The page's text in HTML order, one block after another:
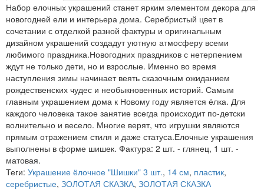
Набор елочных украшений станет ярким элементом декора для
новогодней ели и интерьера дома. Серебристый цвет в
сочетании с отделкой разной фактуры и оригинальным
дизайном украшений создадут уютную атмосферу всеми
любимого праздника.Новогодних праздников с нетерпением
ждут не только дети, но и взрослые. Именно во время
наступления зимы начинает веять сказочным ожиданием
рождественских чудес и необыкновенных историй. Самым
главным украшением дома к Новому году является ёлка. Для
каждого человека такое занятие всегда происходит по-детски
волнительно и весело. Многие верят, что игрушки являются
прямым отражением стиля и даже статуса.Елочные украшения
выполнены в форме шишек. Фактура: 2 шт. - глянец, 1 шт. -
матовая.
Теги: Украшение ёлочное "Шишки" 3 шт., 14 см, пластик,
серебристые, ЗОЛОТАЯ СКАЗКА, ЗОЛОТАЯ СКАЗКА